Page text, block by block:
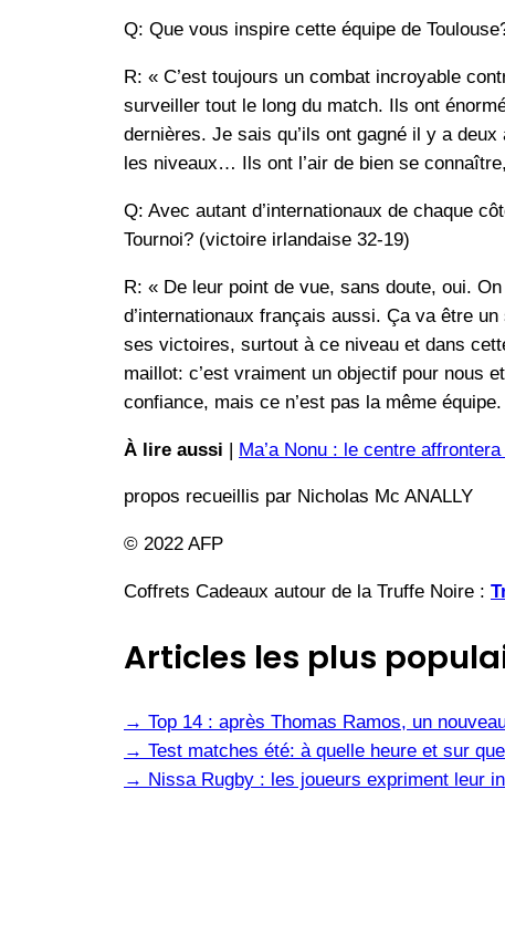
Q: Que vous inspire cette équipe de
R: « C’est toujours un combat incroyable
surveiller tout le long du match. Ils ont
dernières. Je sais qu’ils ont gagné il y a
les niveaux… Ils ont l’air de bien se
Q: Avec autant d’internationaux de chaque
Tournoi? (victoire irlandaise 32-19)
R: « De leur point de vue, sans doute, oui.
d’internationaux français aussi. Ça va être
ses victoires, surtout à ce niveau et dans
maillot: c’est vraiment un objectif pour nous
confiance, mais ce n’est pas la même
À lire aussi | Ma’a Nonu : le centre
propos recueillis par Nicholas Mc ANALLY
© 2022 AFP
Coffrets Cadeaux autour de la Truffe Noire :
Articles les plus
→ Top 14 : après Thomas Ramos, un
→ Test matches été: à quelle heure et sur
→ Nissa Rugby : les joueurs expriment leur